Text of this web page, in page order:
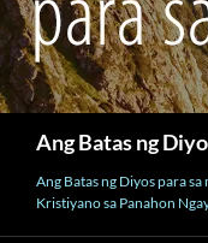
Ang Batas ng
Ang Batas ng Diyos para sa
Kristiyano sa Panahon